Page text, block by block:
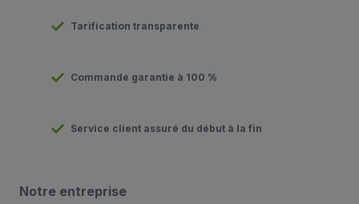
Tarification transparente
Commande garantie à 100 %
Service client assuré du début à la fin
Notre entreprise